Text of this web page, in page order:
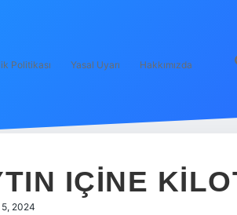
Politikası Yasal Uyarı Hakkımızda
IÇINE
5, 2024